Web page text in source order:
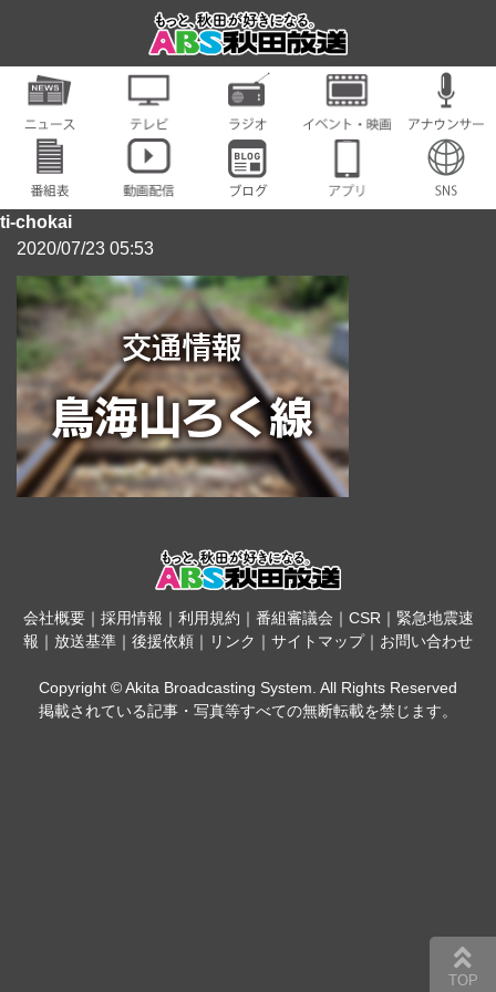
ti-chokai
2020/07/23 05:53
会社概要｜ 採用情報 ｜ 利用規約 ｜ 番組審議会 ｜ CSR｜ 緊急地震速
報 ｜ 放送基準 ｜ 後援依頼 ｜ リンク ｜ サイトマップ｜ お問い合わせ
Copyright © Akita Broadcasting System. All Rights Reserved
掲載されている記事・写真等すべての無断転載を禁じます。